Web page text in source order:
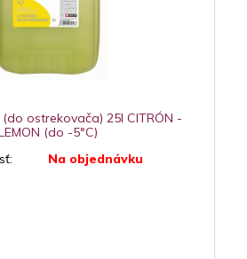
ostrekovača) 25l CITRÓN -
(do -5°C)
Na objednávku